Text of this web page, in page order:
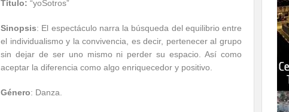
Título: “yoSotros”
Sinopsis: El espectáculo narra la búsqueda del equilibrio entre
el individualismo y la convivencia, es decir, pertenecer al grupo
sin dejar de ser uno mismo ni perder su espacio. Así como
aceptar la diferencia como algo enriquecedor y positivo.
Género: Danza.